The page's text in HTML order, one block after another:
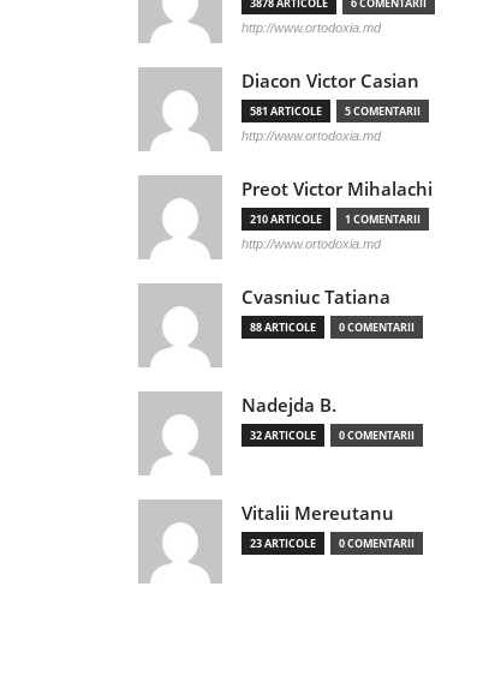
3878 ARTICOLE 6 COMENTARII
http://www.ortodoxia.md
Diacon Victor Casian
581 ARTICOLE 5 COMENTARII
http://www.ortodoxia.md
Preot Victor Mihalachi
210 ARTICOLE 1 COMENTARII
http://www.ortodoxia.md
Cvasniuc Tatiana
88 ARTICOLE 0 COMENTARII
Nadejda B.
32 ARTICOLE 0 COMENTARII
Vitalii Mereutanu
23 ARTICOLE 0 COMENTARII